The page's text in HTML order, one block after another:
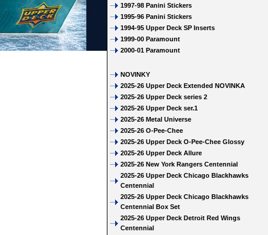
1997-98 Panini Stickers
1995-96 Panini Stickers
1994-95 Upper Deck SP Inserts
1999-00 Paramount
2000-01 Paramount
NOVINKY
2025-26 Upper Deck Extended NOVINKA
2025-26 Upper Deck series 2
2025-26 Upper Deck ser.1
2025-26 Metal Universe
2025-26 O-Pee-Chee
2025-26 Upper Deck O-Pee-Chee Glossy
2025-26 Upper Deck Allure
2025-26 New York Rangers Centennial
2025-26 Upper Deck Chicago Blackhawks
Centennial
2025-26 Upper Deck Chicago Blackhawks
Centennial Box Set
2025-26 Upper Deck Detroit Red Wings
Centennial